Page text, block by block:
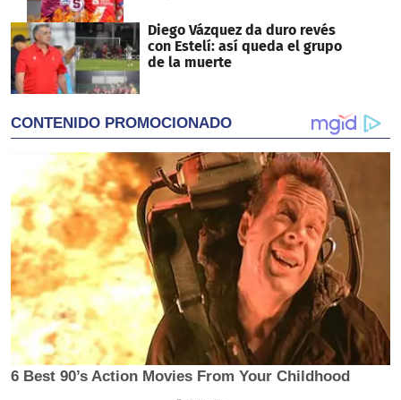
Diego Vázquez da duro revés
con Estelí: así queda el grupo
de la muerte